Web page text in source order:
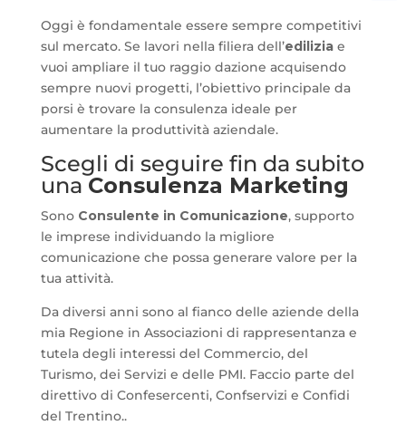
Oggi è fondamentale essere sempre competitivi
sul mercato. Se lavori nella filiera dell’ediliziae
vuoi ampliare il tuo raggio dazione acquisendo
sempre nuovi progetti, l’obiettivo principale da
porsi è trovare la consulenza ideale per
aumentare la produttività aziendale.
Scegli di seguire fin da subito
una Consulenza Marketing
Sono Consulente in Comunicazione, supporto
le imprese individuando la migliore
comunicazione che possa generare valore per la
tua attività.
Da diversi anni sono al fianco delle aziende della
mia Regione in Associazioni di rappresentanza e
tutela degli interessi del Commercio, del
Turismo, dei Servizi e delle PMI. Faccio parte del
direttivo di Confesercenti, Confservizi e Confidi
del Trentino..